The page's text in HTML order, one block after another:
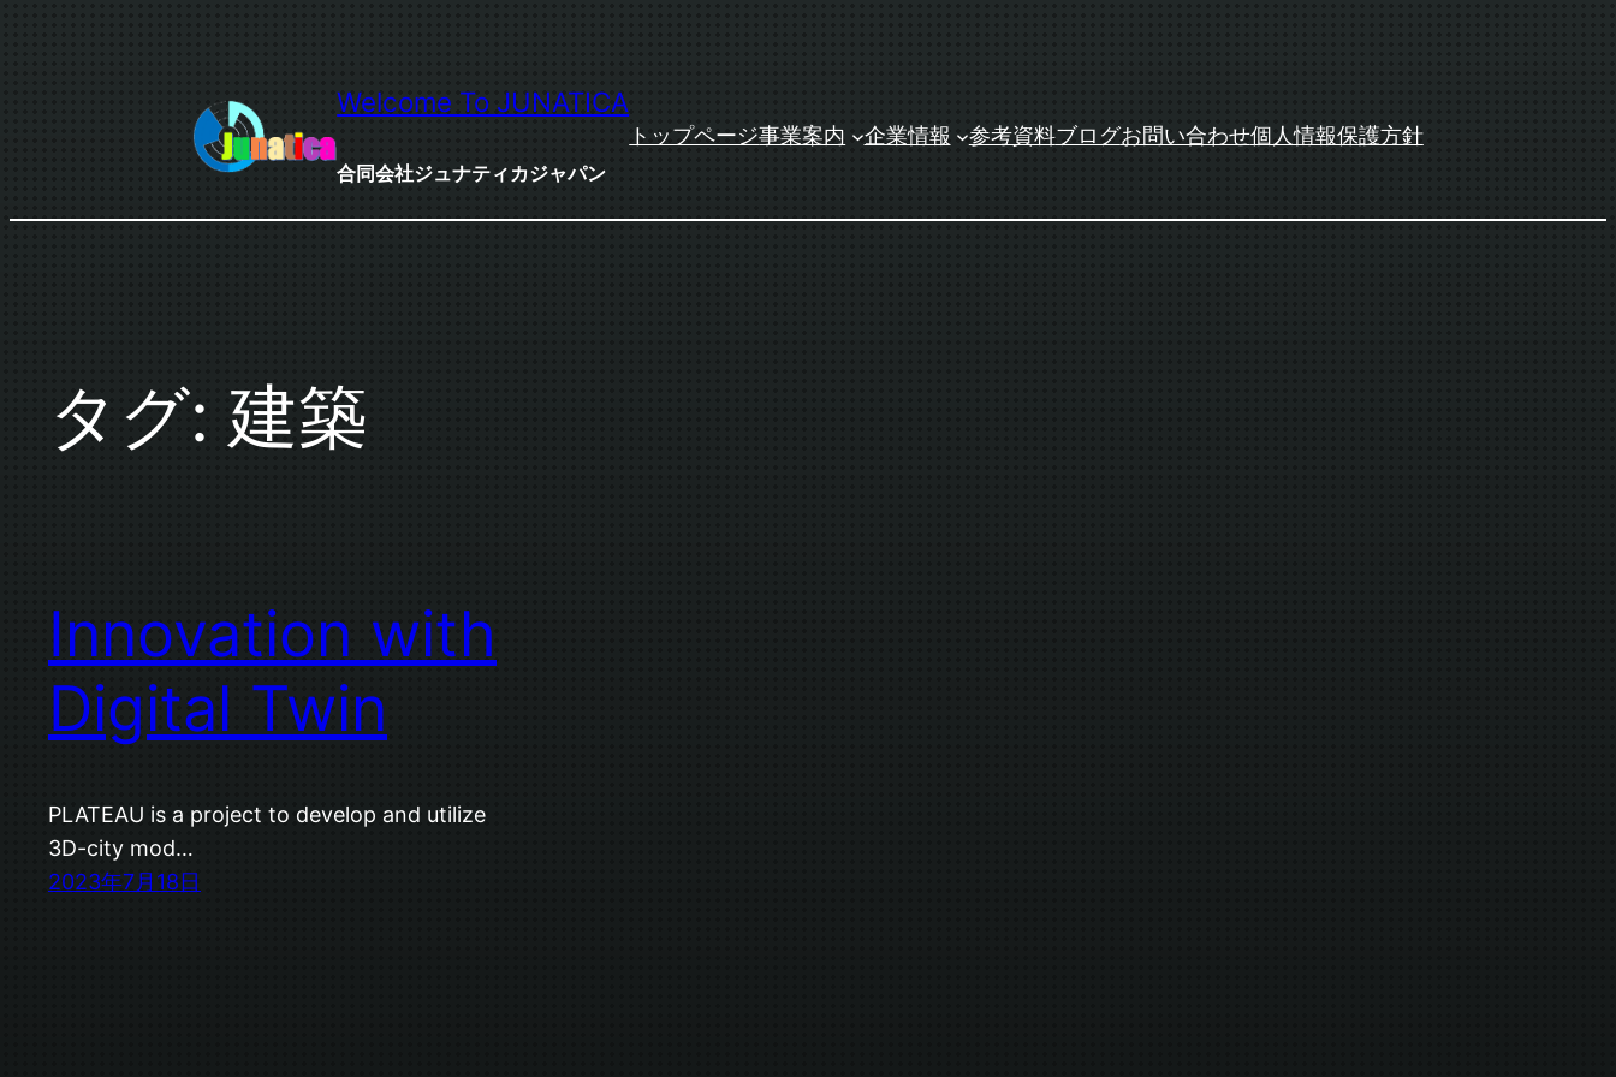
プ
Welcome To JUNATICA
合同会社ジュナティカジャパン
トップページ事業案内 企業情報 参考資料ブログお問い合わせ個人情報保護方針
タグ: 建築
Innovation with
Digital Twin
PLATEAU is a project to develop and utilize
3D-city mod…
2023年7月18日